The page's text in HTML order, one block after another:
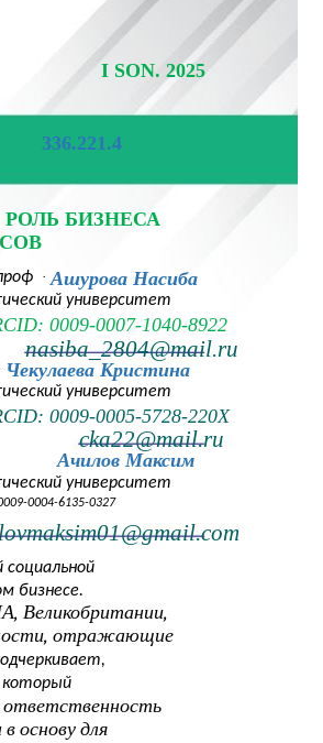
I SON. 2025
БИЗНЕСА
. Ашурова Насиба
университет
0009-0007-1040-8922
nasiba_2804@mail.ru
Чекулаева Кристина
университет
0009-0005-5728-220X
cka22@mail.ru
Ачилов Максим
университет
0004-6135-0327
бизнесе.
Великобритании,
отражающие
который
ответственность
основу для
336.221.4